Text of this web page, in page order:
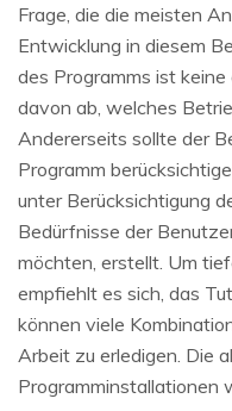
Repairit -
UBackit -
Frage, die die meisten
Entwicklung in diesem
des Programms ist
davon ab, welches
Andererseits sollte der
Programm
unter Berücksichtigung
Bedürfnisse der
möchten, erstellt. Um
empfiehlt es sich, das
können viele
Arbeit zu erledigen. Die
Programminstallationen